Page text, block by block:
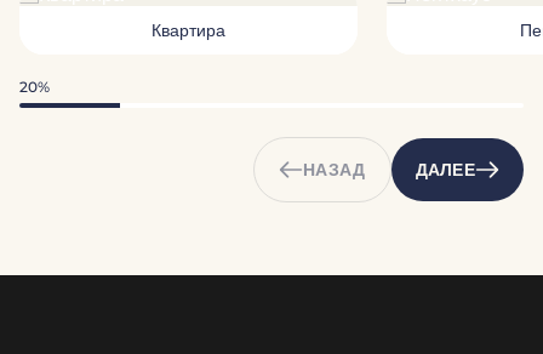
Квартира
20%
НАЗАД ДАЛЕЕ